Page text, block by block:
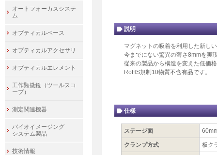
説明
マグネットの吸着を利用した新し
今までにない驚異の薄さ8mmを実
従来の製品から構造を変えた低価
RoHS規制10物質不含有品です。
仕様
ステージ面
クランプ方式 板ク
オートフォーカスシステ
ム
オプティカルベース
オプティカルアクセサリ
オプティカルエレメント
工作顕微鏡（ツールスコ
ープ）
測定関連機器
バイオイメージング
システム製品
技術情報